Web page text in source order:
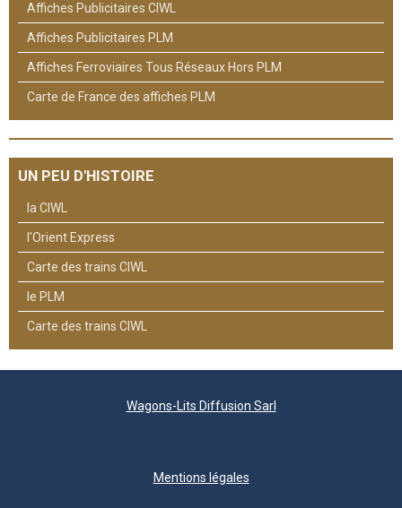
Affiches Publicitaires CIWL
Affiches Publicitaires PLM
Affiches Ferroviaires Tous Réseaux Hors PLM
Carte de France des affiches PLM
UN PEU D'HISTOIRE
la CIWL
l'Orient Express
Carte des trains CIWL
le PLM
Carte des trains CIWL
Wagons-Lits Diffusion Sarl
Mentions légales